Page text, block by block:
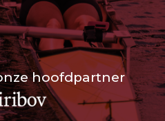
hoofdpartner